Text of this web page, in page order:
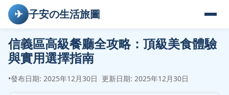
✈ 子安の生活旅圖
信義區高級餐廳全攻略：頂級美食體驗
與實用選擇指南
•發布日期: 2025年12月30日 更新日期: 2025年12月30日